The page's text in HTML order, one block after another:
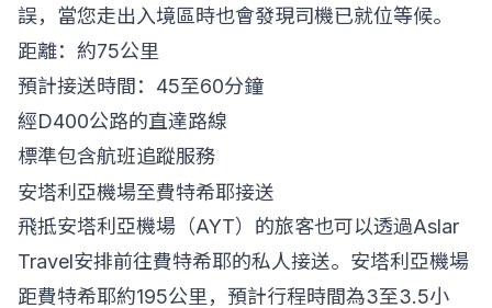
誤，當您走出入境區時也會發現司機已就位等候。
距離：約75公里
預計接送時間：45至60分鐘
經D400公路的直達路線
標準包含航班追蹤服務
安塔利亞機場至費特希耶接送
飛抵安塔利亞機場（AYT）的旅客也可以透過Aslar
Travel安排前往費特希耶的私人接送。安塔利亞機場
距費特希耶約195公里，預計行程時間為3至3.5小